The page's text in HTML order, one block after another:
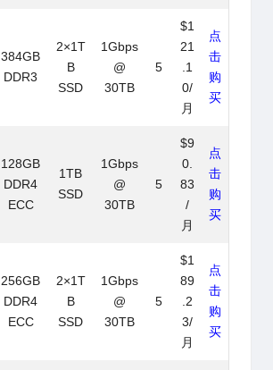
384GB
DDR3
2×1T
B
SSD
1Gbps
@
30TB
5
$1
21
.1
0/
月
点
击
购
买
128GB
DDR4
ECC
1TB
SSD
1Gbps
@
30TB
5
$9
0.
83
/
月
点
击
购
买
256GB
DDR4
ECC
2×1T
B
SSD
1Gbps
@
30TB
5
$1
89
.2
3/
月
点
击
购
买